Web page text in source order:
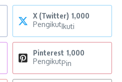
X (Twitter) 1,000
PengikutIkuti
Pinterest 1,000
PengikutPin